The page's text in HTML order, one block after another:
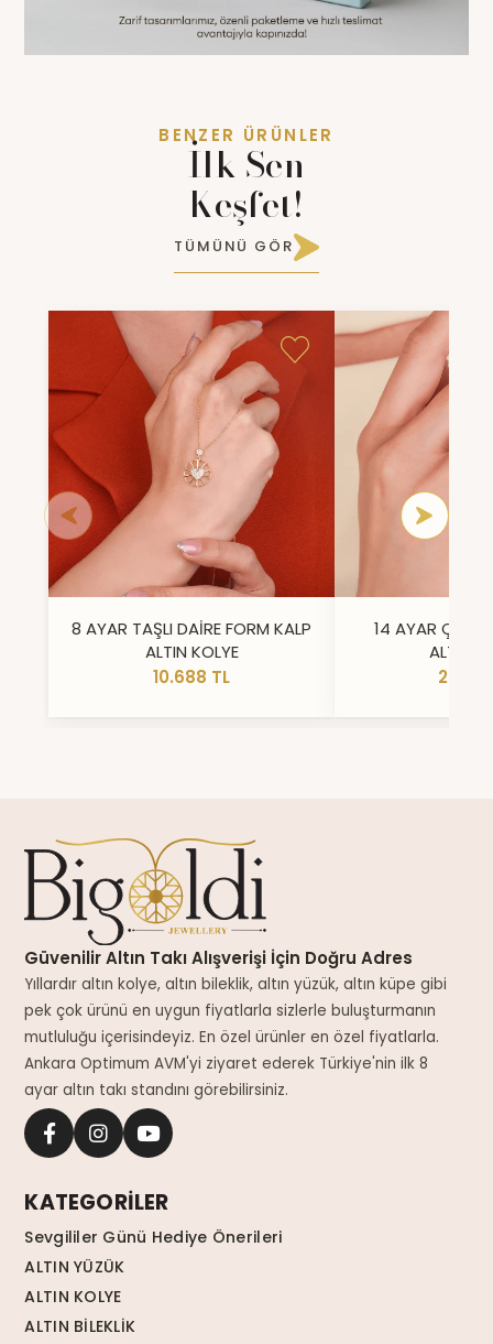
BENZER ÜRÜNLER
İlk Sen
Keşfet!
TÜMÜNÜ GÖR
8 AYAR TAŞLI DAİRE FORM KALP
ALTIN KOLYE
10.688 TL
14 AYAR ÇİFT
ALTIN
Güvenilir Altın Takı Alışverişi İçin Doğru Adres
Yıllardır altın kolye, altın bileklik, altın yüzük, altın küpe gibi
pek çok ürünü en uygun fiyatlarla sizlerle buluşturmanın
mutluluğu içerisindeyiz. En özel ürünler en özel fiyatlarla.
Ankara Optimum AVM'yi ziyaret ederek Türkiye'nin ilk 8
ayar altın takı standını görebilirsiniz.
KATEGORİLER
Sevgililer Günü Hediye Önerileri
ALTIN YÜZÜK
ALTIN KOLYE
ALTIN BİLEKLİK